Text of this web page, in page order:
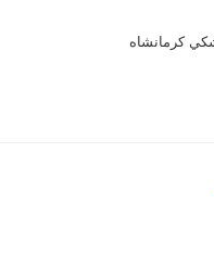
كرمانشاه